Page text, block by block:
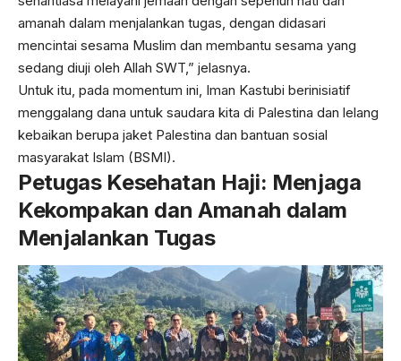
amanah dalam menjalankan tugas, dengan didasari
mencintai sesama Muslim dan membantu sesama yang
sedang diuji oleh Allah SWT,” jelasnya.
Untuk itu, pada momentum ini, Iman Kastubi berinisiatif
menggalang dana untuk saudara kita di Palestina dan lelang
kebaikan berupa jaket Palestina dan bantuan sosial
masyarakat Islam (BSMI).
Petugas Kesehatan Haji: Menjaga
Kekompakan dan Amanah dalam
Menjalankan Tugas